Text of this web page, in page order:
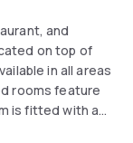
and
on top of
in all areas
rooms feature
is fitted with a
à la carte menu